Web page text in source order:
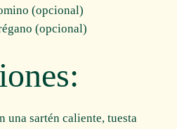
(opcional)
(opcional)
una sartén caliente, tuesta